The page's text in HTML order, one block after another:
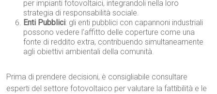
per impianti fotovoltaici, integrandoli nella loro
strategia di responsabilità sociale.
Enti Pubblici: gli enti pubblici con capannoni industriali
possono vedere l’affitto delle coperture come una
fonte di reddito extra, contribuendo simultaneamente
agli obiettivi ambientali della comunità.
Prima di prendere decisioni, è consigliabile consultare
esperti del settore fotovoltaico per valutare la fattibilità e le